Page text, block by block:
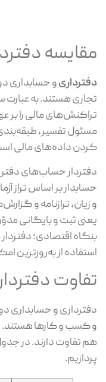
مقایسه
دفترداریو حسابداری
تجاری هستند. به عبارت
تراکنش‌های مالی را بر
مسئول تفسیر،
کردن داده‌های مالی
دفتردار حساب‌های دفتری
حسابدار بر اساس تراز
و زیان، ترازنامه و
یعنی ثبت و بایگانی
بنگاه اقتصادی؛
استفاده از به‌روزترین
تفاوت
دفترداری و حسابداری
و کسب و کارها هستند.
هم تفاوت دارند. در
پردازیم.